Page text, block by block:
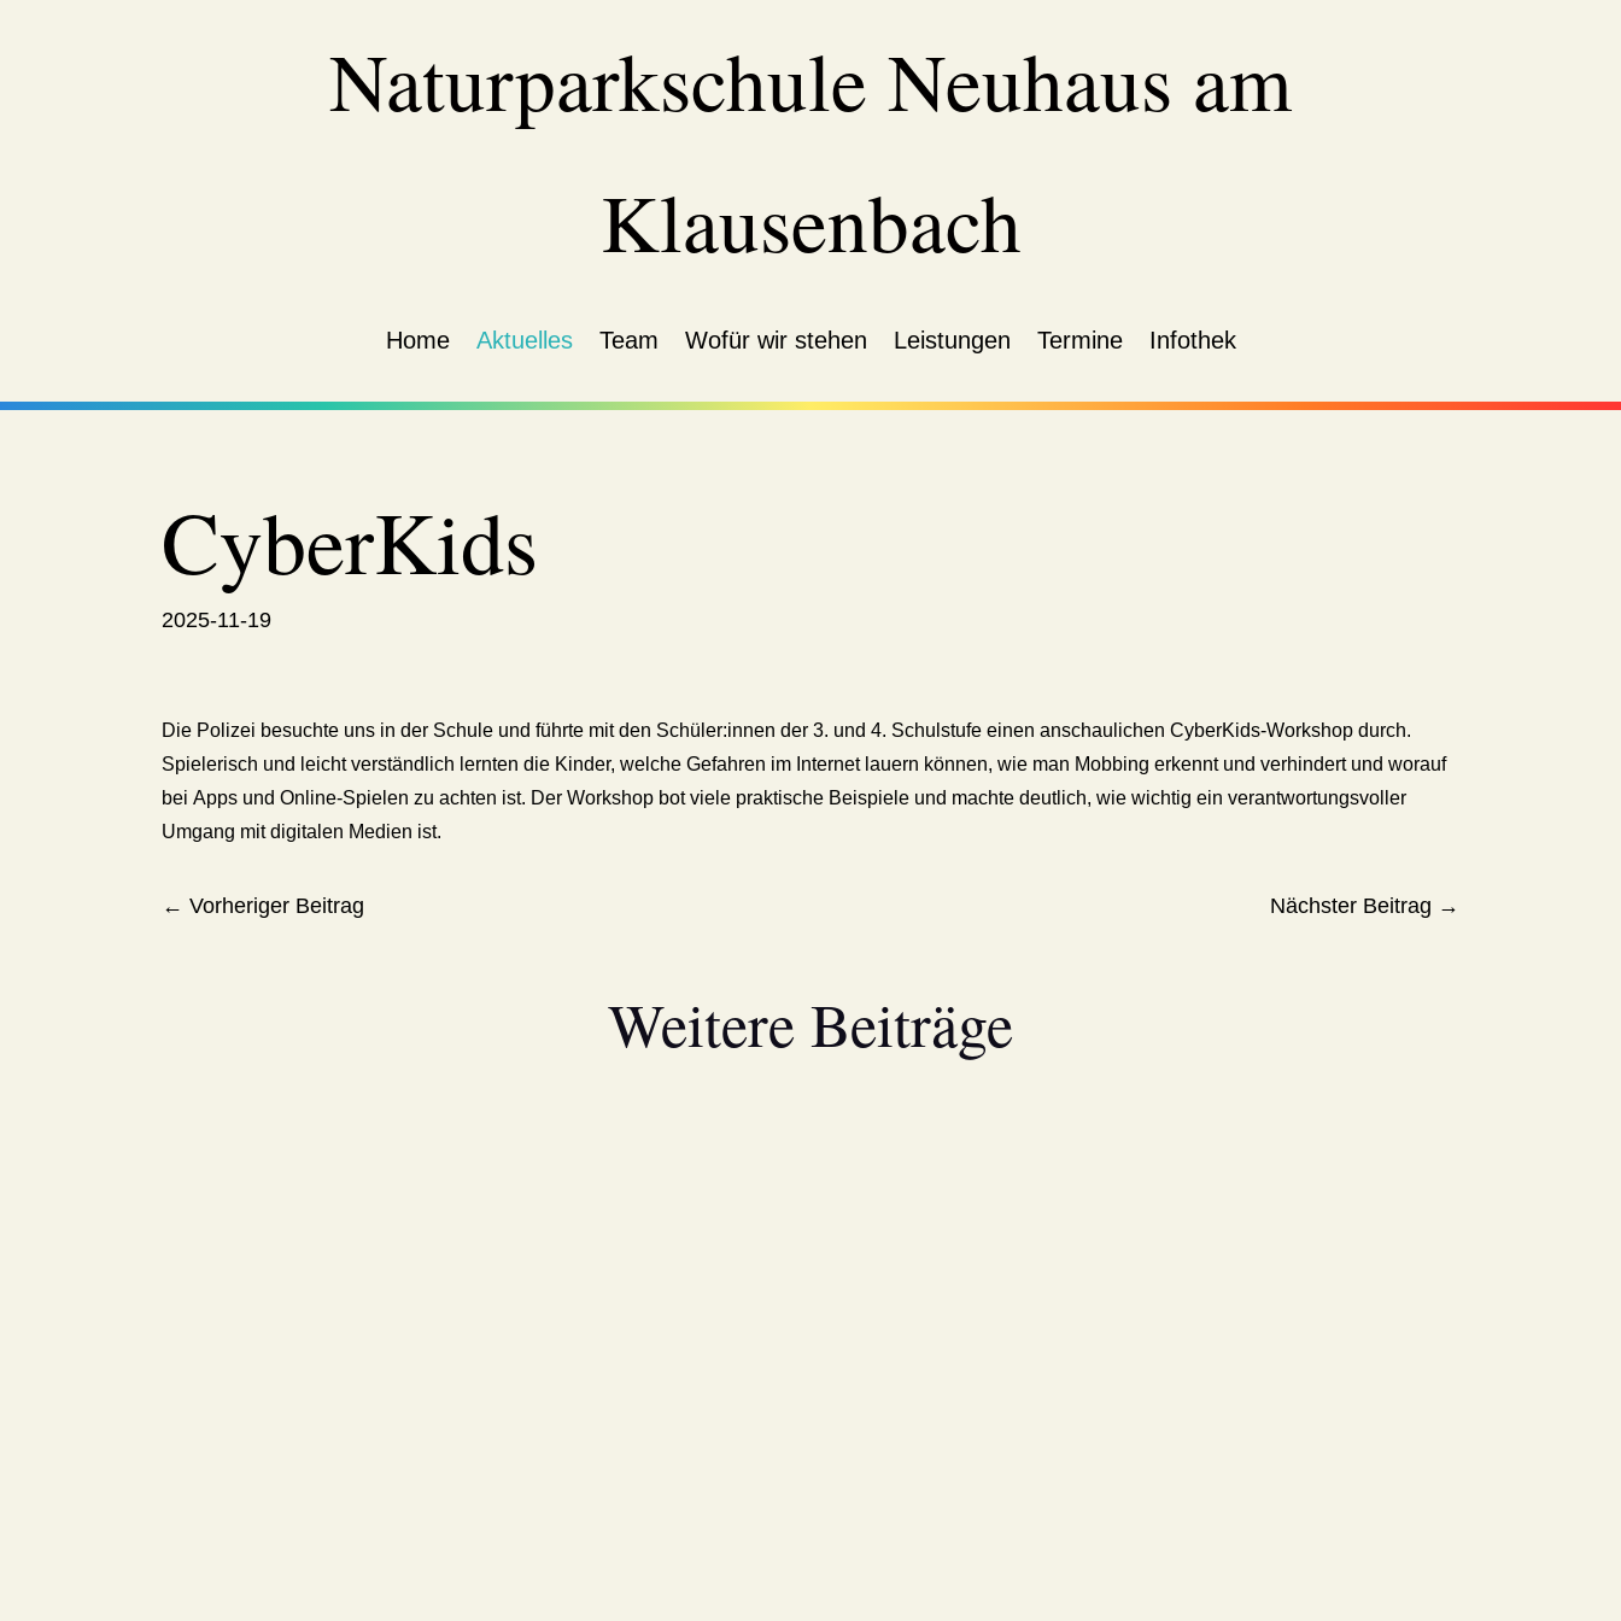
Naturparkschule Neuhaus am
Klausenbach
Home Aktuelles Team Wofür wir stehen Leistungen Termine Infothek
CyberKids
2025-11-19
Die Polizei besuchte uns in der Schule und führte mit den Schüler:innen der 3. und 4. Schulstufe einen anschaulichen CyberKids-Workshop durch.
Spielerisch und leicht verständlich lernten die Kinder, welche Gefahren im Internet lauern können, wie man Mobbing erkennt und verhindert und worauf
bei Apps und Online-Spielen zu achten ist. Der Workshop bot viele praktische Beispiele und machte deutlich, wie wichtig ein verantwortungsvoller
Umgang mit digitalen Medien ist.
←Vorheriger Beitrag Nächster Beitrag →
Weitere Beiträge